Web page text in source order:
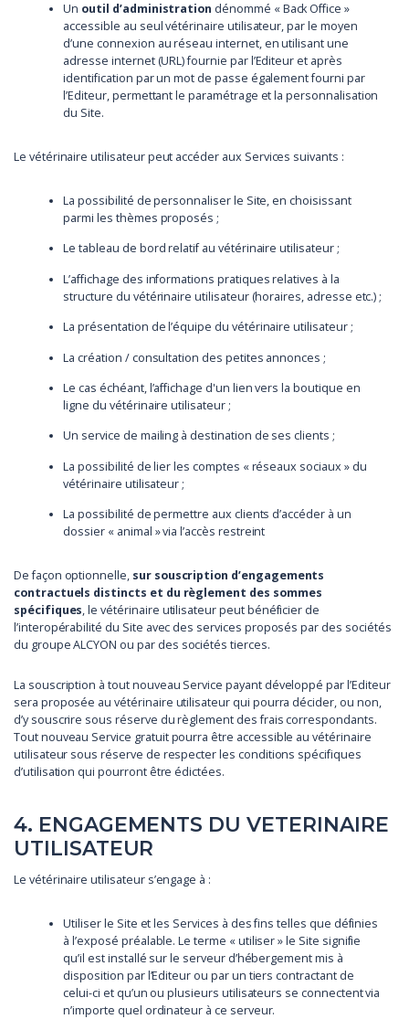
Un outil d’administration dénommé « Back Office »
accessible au seul vétérinaire utilisateur, par le moyen
d’une connexion au réseau internet, en utilisant une
adresse internet (URL) fournie par l’Editeur et après
identification par un mot de passe également fourni par
l’Editeur, permettant le paramétrage et la personnalisation
du Site.
Le vétérinaire utilisateur peut accéder aux Services suivants :
La possibilité de personnaliser le Site, en choisissant
parmi les thèmes proposés ;
Le tableau de bord relatif au vétérinaire utilisateur ;
L’affichage des informations pratiques relatives à la
structure du vétérinaire utilisateur (horaires, adresse etc.) ;
La présentation de l’équipe du vétérinaire utilisateur ;
La création / consultation des petites annonces ;
Le cas échéant, l’affichage d'un lien vers la boutique en
ligne du vétérinaire utilisateur ;
Un service de mailing à destination de ses clients ;
La possibilité de lier les comptes « réseaux sociaux » du
vétérinaire utilisateur ;
La possibilité de permettre aux clients d’accéder à un
dossier « animal » via l’accès restreint
De façon optionnelle, sur souscription d’engagements
contractuels distincts et du règlement des sommes
spécifiques, le vétérinaire utilisateur peut bénéficier de
l’interopérabilité du Site avec des services proposés par des sociétés
du groupe ALCYON ou par des sociétés tierces.
La souscription à tout nouveau Service payant développé par l’Editeur
sera proposée au vétérinaire utilisateur qui pourra décider, ou non,
d’y souscrire sous réserve du règlement des frais correspondants.
Tout nouveau Service gratuit pourra être accessible au vétérinaire
utilisateur sous réserve de respecter les conditions spécifiques
d’utilisation qui pourront être édictées.
4. ENGAGEMENTS DU VETERINAIRE
UTILISATEUR
Le vétérinaire utilisateur s’engage à :
Utiliser le Site et les Services à des fins telles que définies
à l’exposé préalable. Le terme « utiliser » le Site signifie
qu’il est installé sur le serveur d’hébergement mis à
disposition par l’Editeur ou par un tiers contractant de
celui-ci et qu’un ou plusieurs utilisateurs se connectent via
n’importe quel ordinateur à ce serveur.